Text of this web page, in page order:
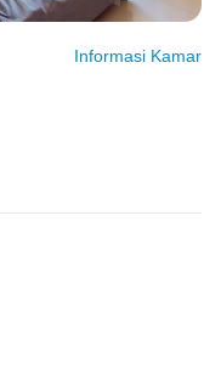
Informasi Kamar